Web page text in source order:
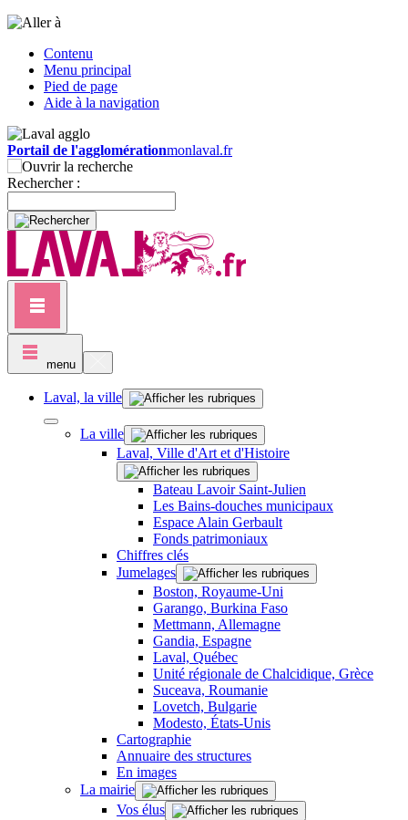
Contenu
Menu principal
Pied de page
Aide à la navigation
Portail de l'agglomérationmonlaval.fr
Rechercher :
menu
Laval, la ville
La ville
Laval, Ville d'Art et d'Histoire
Bateau Lavoir Saint-Julien
Les Bains-douches municipaux
Espace Alain Gerbault
Fonds patrimoniaux
Chiffres clés
Jumelages
Boston, Royaume-Uni
Garango, Burkina Faso
Mettmann, Allemagne
Gandia, Espagne
Laval, Québec
Unité régionale de Chalcidique, Grèce
Suceava, Roumanie
Lovetch, Bulgarie
Modesto, États-Unis
Cartographie
Annuaire des structures
En images
La mairie
Vos élus